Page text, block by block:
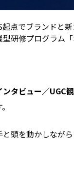
点でブランドと
研修プログラム
タビュー／UGC
頭を動かしなが